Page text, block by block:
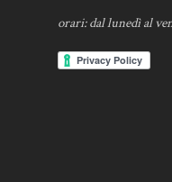
orari: dal lunedì al